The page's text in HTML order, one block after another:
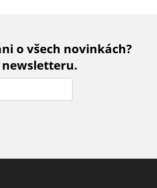
o všech novinkách?
newsletteru.